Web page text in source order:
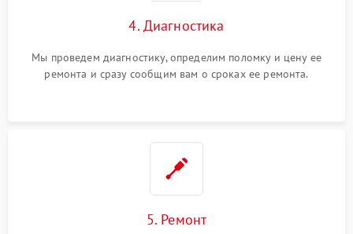
4. Диагностика
Мы проведем диагностику, определим поломку и цену ее
ремонта и сразу сообщим вам о сроках ее ремонта.
5. Ремонт